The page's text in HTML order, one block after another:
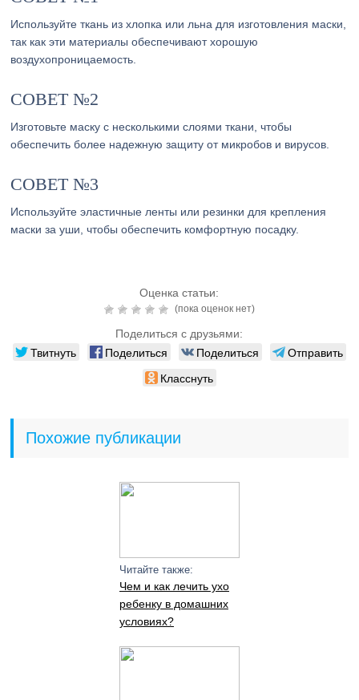
Используйте ткань из хлопка или льна для изготовления маски,
так как эти материалы обеспечивают хорошую
воздухопроницаемость.
СОВЕТ №2
Изготовьте маску с несколькими слоями ткани, чтобы
обеспечить более надежную защиту от микробов и вирусов.
СОВЕТ №3
Используйте эластичные ленты или резинки для крепления
маски за уши, чтобы обеспечить комфортную посадку.
Оценка статьи:
(пока оценок нет)
Поделиться с друзьями:
Твитнуть Поделиться Поделиться
Отправить
Класснуть
Похожие публикации
Читайте также:
Чем и как лечить ухо
ребенку в домашних
условиях?